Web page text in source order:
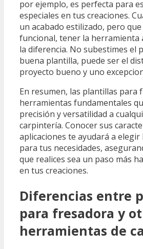
por ejemplo, es perfecta para
especiales en tus creaciones.
un acabado estilizado, pero que
funcional, tener la herramienta
la diferencia. No subestimes el
buena plantilla, puede ser el
proyecto bueno y uno
En resumen, las plantillas para
herramientas fundamentales
precisión y versatilidad a
carpintería. Conocer sus
aplicaciones te ayudará a
para tus necesidades,
que realices sea un paso más
en tus creaciones.
Diferencias entre
para fresadora y
herramientas de